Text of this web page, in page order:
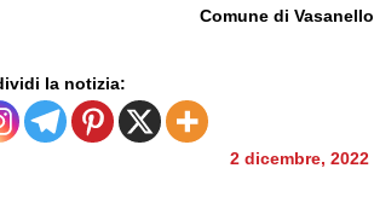
Comune di Vasanello
la notizia:
2 dicembre, 2022